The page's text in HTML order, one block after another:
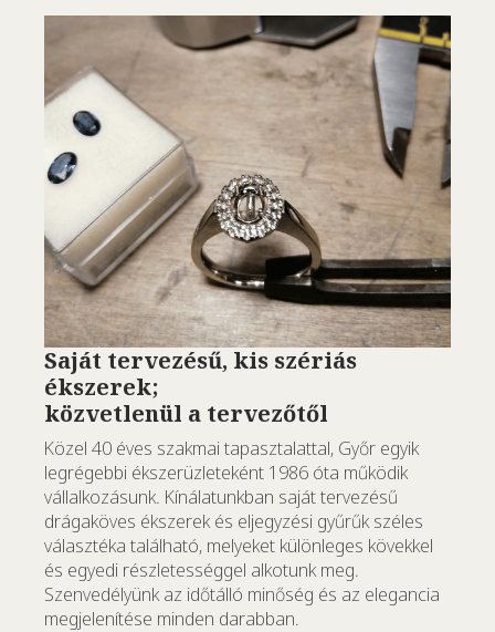
Saját tervezésű, kis szériás
ékszerek;
közvetlenül a tervezőtől
Közel 40 éves szakmai tapasztalattal, Győr egyik
legrégebbi ékszerüzleteként 1986 óta működik
vállalkozásunk. Kínálatunkban saját tervezésű
drágaköves ékszerek és eljegyzési gyűrűk széles
választéka található, melyeket különleges kövekkel
és egyedi részletességgel alkotunk meg.
Szenvedélyünk az időtálló minőség és az elegancia
megjelenítése minden darabban.